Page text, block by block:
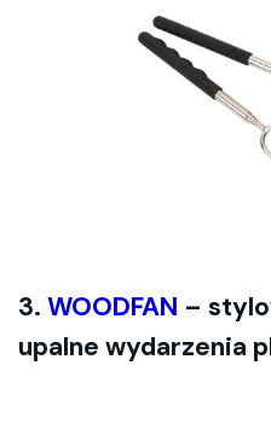
3. WOODFAN –
upalne wydarzenia